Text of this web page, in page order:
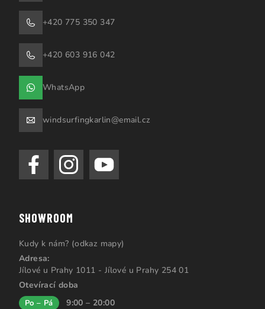
+420 775 350 347
+420 603 916 042
WhatsApp
windsurfingkarlin@email.cz
SHOWROOM
Kudy k nám? (odkaz mapy)
Adresa:
Jílové u Prahy 1011 - Jílové u Prahy 254 01
Otevírací doba
Po – Pá 9:00 – 20:00